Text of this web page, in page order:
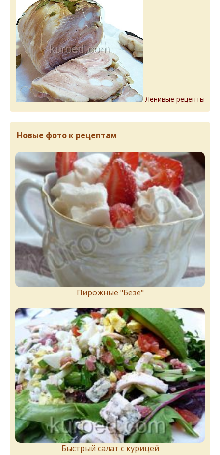
Ленивые рецепты
Новые фото к рецептам
Пирожныe "Бeзe"
Быстрый салат с курицей